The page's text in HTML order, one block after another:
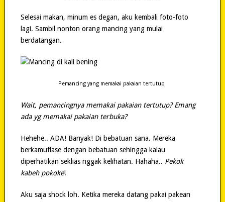
Selesai makan, minum es degan, aku kembali foto-foto
lagi. Sambil nonton orang mancing yang mulai
berdatangan.
Pemancing yang memakai pakaian tertutup
Wait, pemancingnya memakai pakaian tertutup? Emang
ada yg memakai pakaian terbuka?
Hehehe.. ADA! Banyak! Di bebatuan sana. Mereka
berkamuflase dengan bebatuan sehingga kalau
diperhatikan seklias nggak kelihatan. Hahaha.. Pekok
kabeh pokoke!
Aku saja shock loh. Ketika mereka datang pakai pakean